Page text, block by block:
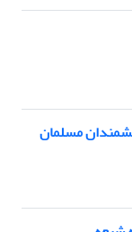
مسلمان